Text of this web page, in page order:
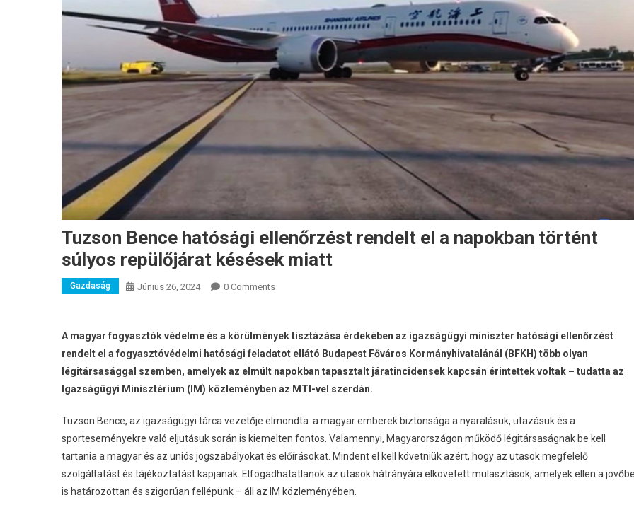
Tuzson Bence hatósági ellenőrzést rendelt el a napokban történt
súlyos repülőjárat késések miatt
Gazdaság Június 26, 2024 0 Comments
A magyar fogyasztók védelme és a körülmények tisztázása érdekében az igazságügyi miniszter hatósági ellenőrzést
rendelt el a fogyasztóvédelmi hatósági feladatot ellátó Budapest Főváros Kormányhivatalánál (BFKH) több olyan
légitársasággal szemben, amelyek az elmúlt napokban tapasztalt járatincidensek kapcsán érintettek voltak – tudatta az
Igazságügyi Minisztérium (IM) közleményben az MTI-vel szerdán.
Tuzson Bence, az igazságügyi tárca vezetője elmondta: a magyar emberek biztonsága a nyaralásuk, utazásuk és a
sporteseményekre való eljutásuk során is kiemelten fontos. Valamennyi, Magyarországon működő légitársaságnak be kell
tartania a magyar és az uniós jogszabályokat és előírásokat. Mindent el kell követniük azért, hogy az utasok megfelelő
szolgáltatást és tájékoztatást kapjanak. Elfogadhatatlanok az utasok hátrányára elkövetett mulasztások, amelyek ellen a
is határozottan és szigorúan fellépünk – áll az IM közleményében.